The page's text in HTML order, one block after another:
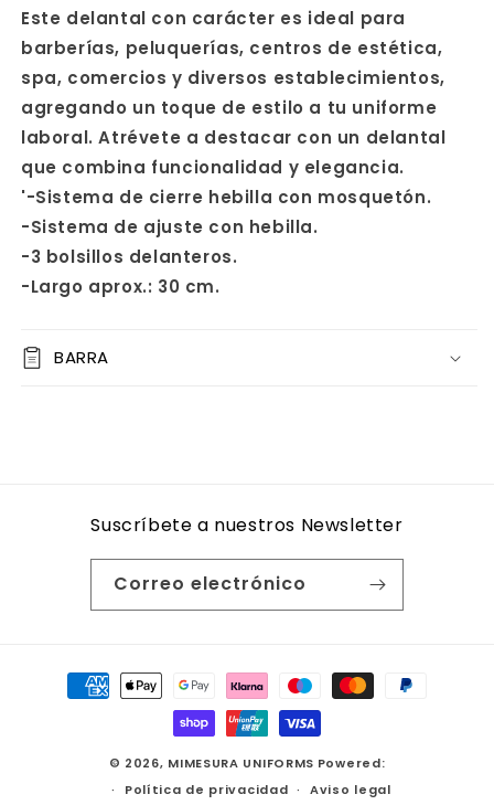
Este delantal con carácter es ideal para
barberías, peluquerías, centros de estética,
spa, comercios y diversos establecimientos,
agregando un toque de estilo a tu uniforme
laboral. Atrévete a destacar con un delantal
que combina funcionalidad y elegancia.
'-Sistema de cierre hebilla con mosquetón.
-Sistema de ajuste con hebilla.
-3 bolsillos delanteros.
-Largo aprox.: 30 cm.
BARRA
Suscríbete a nuestros Newsletter
Correo electrónico
Formas
© 2026, MIMESURA UNIFORMS Powered:
Política de privacidad
Aviso legal